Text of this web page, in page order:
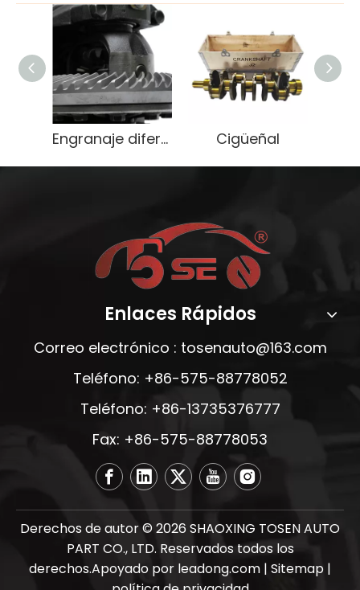
Engranaje diferencial de servicio pesado OEM 9071666 Cigüeñal
Enlaces Rápidos
Correo electrónico : tosenauto@163.com
Teléfono: +86-575-88778052
Teléfono: +86-13735376777
Fax: +86-575-88778053
Derechos de autor ©2026 SHAOXING TOSEN AUTO
PART CO., LTD. Reservados todos los
derechos.Apoyado por leadong.com | Sitemap |